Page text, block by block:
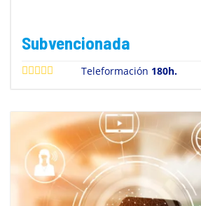
Subvencionada
Teleformación 180h.